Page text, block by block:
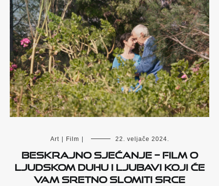
Art Film 22. veljače 2024.
Beskrajno sjećanje – film o
ljudskom duhu i ljubavi koji će
vam sretno slomiti srce